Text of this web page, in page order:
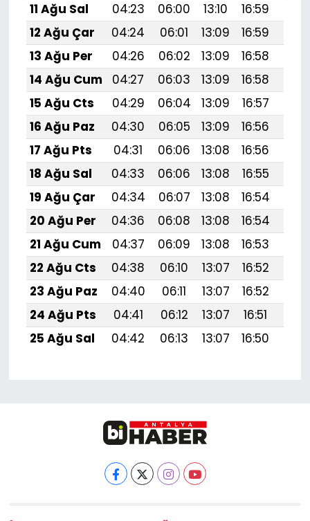
11 Ağu Sal
04:23 06:00 13:10 16:59
12 Ağu Çar
04:24 06:01 13:09 16:59
13 Ağu Per
04:26 06:02 13:09 16:58
14 Ağu Cum
04:27 06:03 13:09 16:58
15 Ağu Cts
04:29 06:04 13:09 16:57
16 Ağu Paz
04:30 06:05 13:09 16:56
17 Ağu Pts
04:31 06:06 13:08 16:56
18 Ağu Sal
04:33 06:06 13:08 16:55
19 Ağu Çar
04:34 06:07 13:08 16:54
20 Ağu Per
04:36 06:08 13:08 16:54
21 Ağu Cum
04:37 06:09 13:08 16:53
22 Ağu Cts
04:38 06:10 13:07 16:52
23 Ağu Paz
04:40 06:11 13:07 16:52
24 Ağu Pts
04:41 06:12 13:07 16:51
25 Ağu Sal
04:42 06:13 13:07 16:50